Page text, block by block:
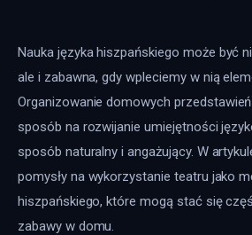
Nauka języka hiszpańskiego może być
ale i zabawna, gdy wpleciemy w nią
Organizowanie domowych
sposób na rozwijanie umiejętności
sposób naturalny i angażujący. W
pomysły na wykorzystanie teatru jako
hiszpańskiego, które mogą stać się
zabawy w domu.